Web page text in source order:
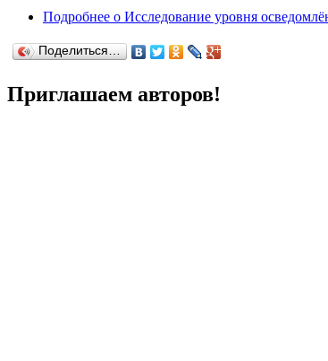
Подробнее о Исследование уровня
Поделиться…
Приглашаем авторов!